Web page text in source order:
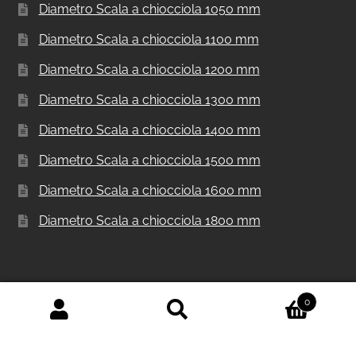
Diametro Scala a chiocciola 1050 mm
Diametro Scala a chiocciola 1100 mm
Diametro Scala a chiocciola 1200 mm
Diametro Scala a chiocciola 1300 mm
Diametro Scala a chiocciola 1400 mm
Diametro Scala a chiocciola 1500 mm
Diametro Scala a chiocciola 1600 mm
Diametro Scala a chiocciola 1800 mm
0